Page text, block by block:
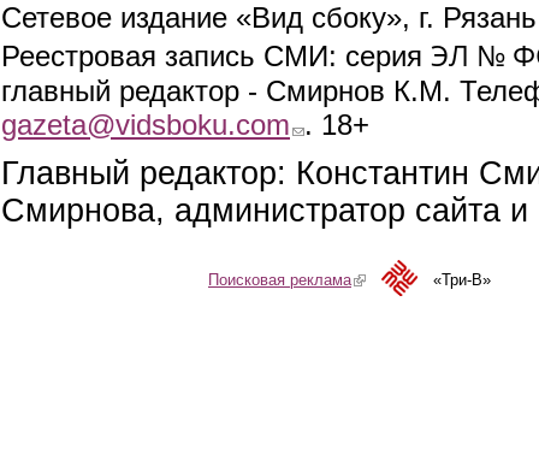
Сетевое издание «Вид сбоку», г.
Реестровая запись СМИ: серия ЭЛ №
главный редактор - Смирнов К.М.
gazeta@vidsboku.com (link sends e-mail)
. 18+
Главный редактор: Константин
Смирнова, администратор сайта
Поисковая реклама(link is external)«Три-В»